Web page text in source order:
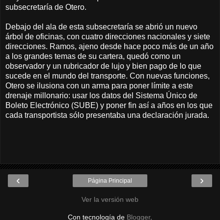
subsecretaría de Otero.
Debajo del ala de esta subsecretaría se abrió un nuevo
árbol de oficinas, con cuatro direcciones nacionales y siete
direcciones. Ramos, ajeno desde hace poco más de un año
a los grandes temas de su cartera, quedó como un
observador y un rubricador de lujo y bien pago de lo que
sucede en el mundo del transporte. Con nuevas funciones,
Otero se ilusiona con un arma para poner límite a este
drenaje millonario: usar los datos del Sistema Único de
Boleto Electrónico (SUBE) y poner fin así a años en los que
cada transportista sólo presentaba una declaración jurada.
‹ ›
Página Principal
Ver la versión web
Con tecnología de Blogger.